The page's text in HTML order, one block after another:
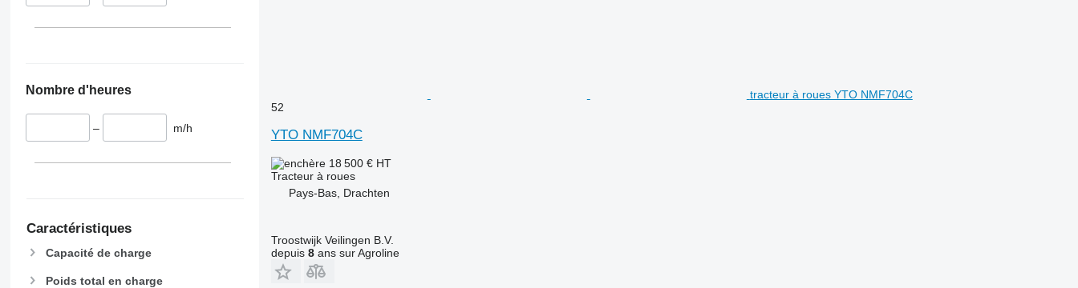
6155
6190
6195 R
6210
6230
6300
6310
7618
7624
7719
7724
8220
8240
Nombre d'heures
– m/h
Caractéristiques
Capacité de charge
Poids total en charge
tracteur à roues YTO NMF704C
52
YTO NMF704C
18 500 € HT
Tracteur à roues
Pays-Bas, Drachten
Troostwijk Veilingen B.V.
depuis 8ans sur Agroline